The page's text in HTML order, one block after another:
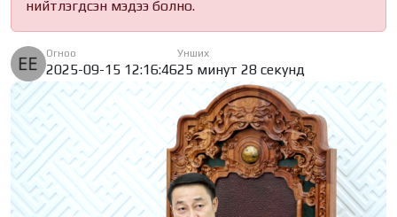
нийтлэгдсэн мэдээ болно.
Огноо
2025-09-15 12:16:46
Унших
25 минут 28 секунд